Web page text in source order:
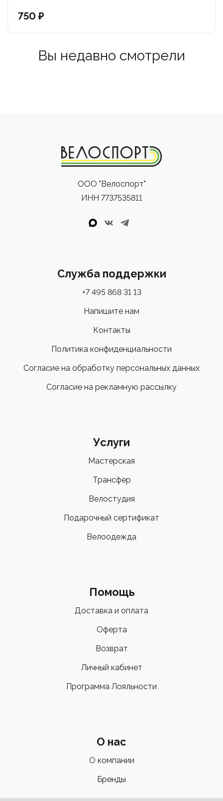
750 ₽
Вы недавно смотрели
ООО "Велоспорт"
ИНН 7737535811
Служба поддержки
+7 495 868 31 13
Напишите нам
Контакты
Политика конфиденциальности
Согласие на обработку персональных данных
Согласие на рекламную рассылку
Услуги
Мастерская
Трансфер
Велостудия
Подарочный сертификат
Велоодежда
Помощь
Доставка и оплата
Оферта
Возврат
Личный кабинет
Программа Лояльности
О нас
О компании
Бренды